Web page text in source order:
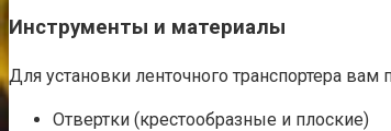
Инструменты и материалы
Для установки ленточного транспортера вам
Отвертки (крестообразные и плоские)